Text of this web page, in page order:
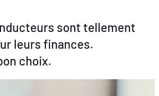
sont tellement
leurs finances.
choix.